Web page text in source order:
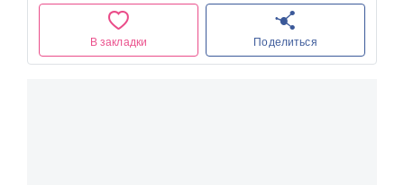
В закладки Поделиться